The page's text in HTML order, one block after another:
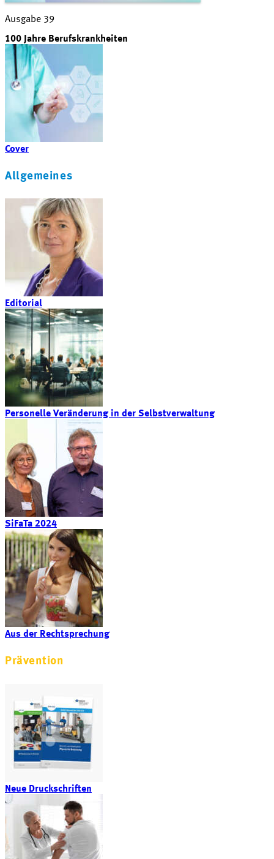
Ausgabe 39
100 Jahre Berufskrankheiten
Cover
Allgemeines
Editorial
Personelle Veränderung in der Selbstverwaltung
SiFaTa 2024
Aus der Rechtsprechung
Prävention
Neue Druckschriften